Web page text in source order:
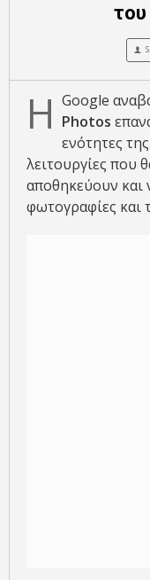
Η Google
Photos
ενότητες
λειτουργίες που
αποθηκεύουν και
φωτογραφίες και